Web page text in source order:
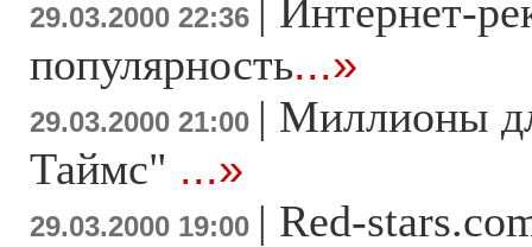
29.03.2000 22:36 | Интернет-
популярность...»
29.03.2000 21:00 | Миллионы
Таймс" ...»
29.03.2000 19:00 | Red-